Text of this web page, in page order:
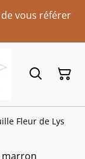
vous référer
Fleur de Lys